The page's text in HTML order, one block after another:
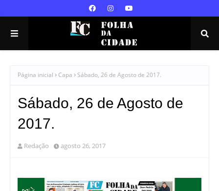
Página inicial Capa Sábado, 26 de Agosto de 2017.
Sábado, 26 de Agosto de
2017.
Redação agosto 26, 2017